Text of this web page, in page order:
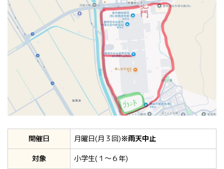
開催日 月曜日(月３回)※雨天中止
対象
小学生(１～６年)